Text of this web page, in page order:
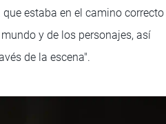
estaba en el camino correcto
y de los personajes, así
de la escena".